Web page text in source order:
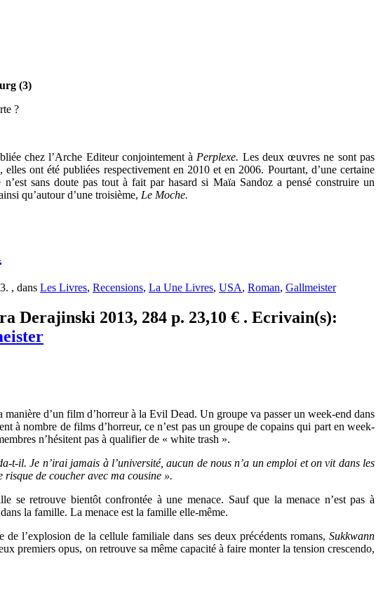
(3)
?
chez l’Arche Editeur conjointement à Perplexe. Les deux œuvres ne sont pas
ont été publiées respectivement en 2010 et en 2006. Pourtant, d’une certaine
sans doute pas tout à fait par hasard si Maïa Sandoz a pensé construire un
qu’autour d’une troisième, Le Moche.
, dans Les Livres, Recensions, La Une Livres, USA, Roman, Gallmeister
Derajinski 2013, 284 p. 23,10 € . Ecrivain(s):
d’un film d’horreur à la Evil Dead. Un groupe va passer un week-end dans
à nombre de films d’horreur, ce n’est pas un groupe de copains qui part en week-
n’hésitent pas à qualifier de « white trash ».
t-il. Je n’irai jamais à l’université, aucun de nous n’a un emploi et on vit dans les
risque de coucher avec ma cousine ».
se retrouve bientôt confrontée à une menace. Sauf que la menace n’est pas à
la famille. La menace est la famille elle-même.
l’explosion de la cellule familiale dans ses deux précédents romans, Sukkwann
premiers opus, on retrouve sa même capacité à faire monter la tension crescendo,